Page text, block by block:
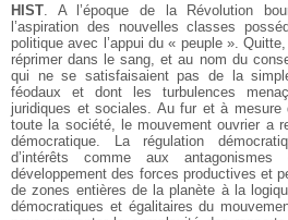
HIST . A l’époque de la Révolution
l’aspiration des nouvelles classes
politique avec l’appui du « peuple ».
réprimer dans le sang, et au nom du
qui ne se satisfaisaient pas de la
féodaux et dont les turbulences
juridiques et sociales. Au fur et à mesure
toute la société, le mouvement ouvrier a
démocratique. La régulation
d’intérêts comme aux
développement des forces productives et
de zones entières de la planète à la
démocratiques et égalitaires du